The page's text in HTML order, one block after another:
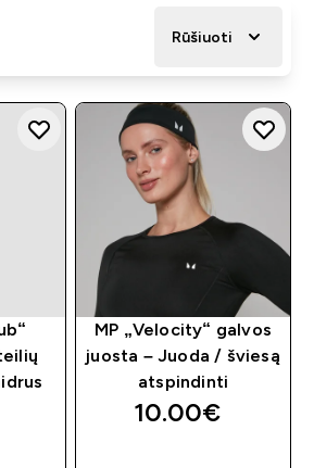
Rūšiuoti
MP „Velocity“ galvos
juosta – Juoda / šviesą
atspindinti
10.00€‎